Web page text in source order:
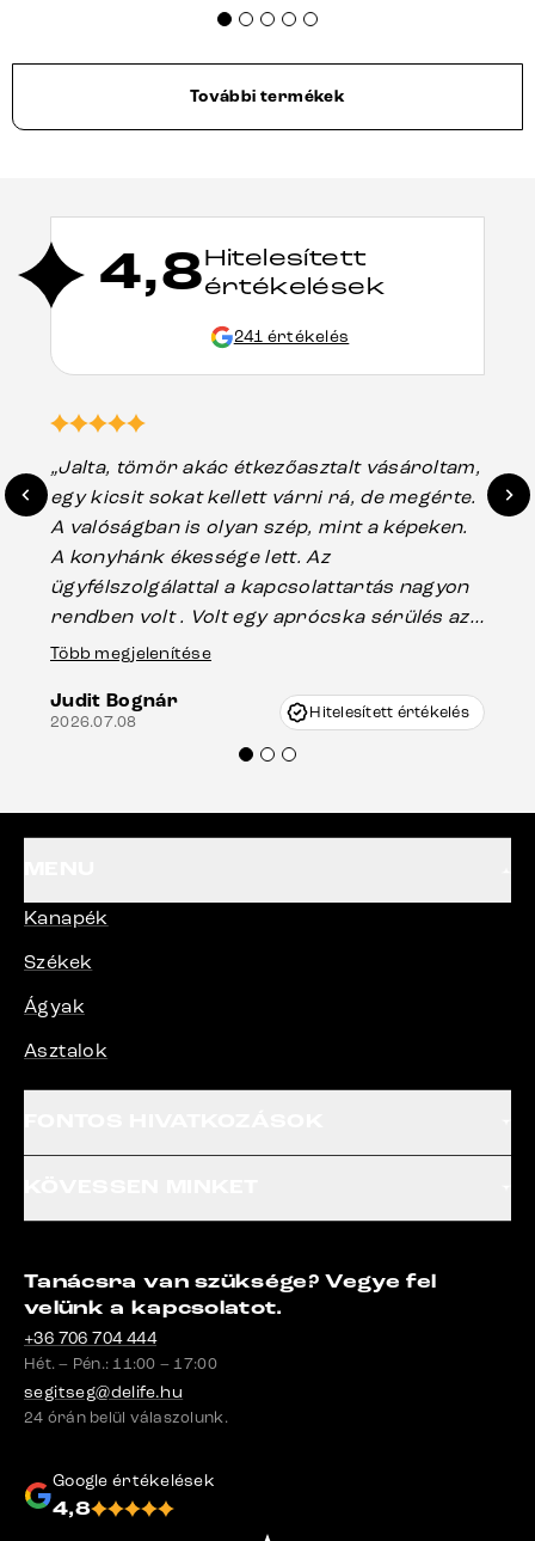
További termékek
4,8Hitelesített
értékelések
241 értékelés
„Jalta, tömör akác étkezőasztalt vásároltam,
egy kicsit sokat kellett várni rá, de megérte.
A valóságban is olyan szép, mint a képeken.
A konyhánk ékessége lett. Az
ügyfélszolgálattal a kapcsolattartás nagyon
rendben volt . Volt egy aprócska sérülés az
asztal talpánál, ami szállításkor
nagyon korrekten jártak el az ügyemben.
Mindenkinek ajánlani tudom a Delife
Több megjelenítése
Judit Bognár
2026.07.08 Hitelesített értékelés
Kanapék
Székek
Ágyak
Asztalok
Tanácsra van szüksége? Vegye fel
velünk a kapcsolatot.
+36 706 704 444
Hét. – Pén.: 11:00 – 17:00
segitseg@delife.hu
24 órán belül válaszolunk.
Google értékelések
4,8